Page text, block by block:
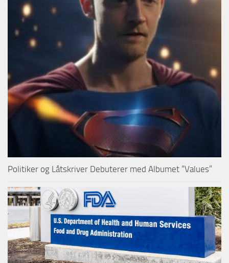
Politiker og Låtskriver Debuterer med Albumet “Values”